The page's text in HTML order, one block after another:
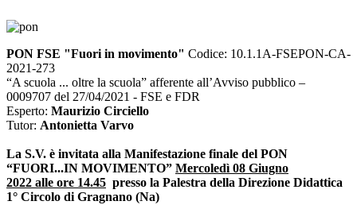
PON FSE "Fuori in movimento" Codice: 10.1.1A-FSEPON-CA-
2021-273
“A scuola ... oltre la scuola” afferente all’Avviso pubblico –
0009707 del 27/04/2021 - FSE e FDR
Esperto: Maurizio Circiello
Tutor: Antonietta Varvo
La S.V. è invitata alla Manifestazione finale del PON
“FUORI...IN MOVIMENTO” Mercoledì 08 Giugno
2022 alle ore 14.45 presso la Palestra della Direzione Didattica
1° Circolo di Gragnano (Na)